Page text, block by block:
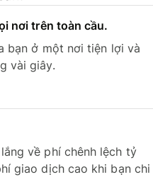
nơi trên toàn cầu.
bạn ở một nơi tiện lợi và
vài giây.
về phí chênh lệch tỷ
giao dịch cao khi bạn chi